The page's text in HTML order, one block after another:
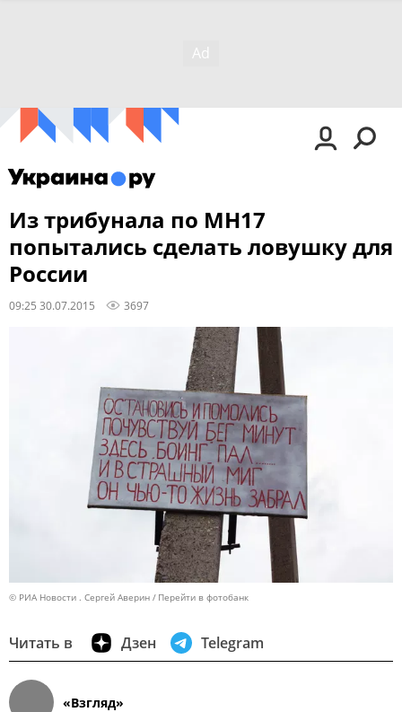
Из трибунала по MH17
попытались сделать ловушку для
России
09:25 30.07.2015 3697
© РИА Новости . Сергей Аверин Перейти в фотобанк
Читать в Дзен Telegram
«Взгляд»